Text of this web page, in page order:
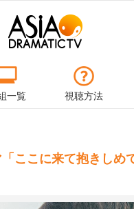
一覧 視聴方法
ここに来て抱きしめ